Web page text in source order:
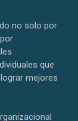
no solo por
que
mejores